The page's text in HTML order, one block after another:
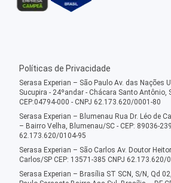
Políticas de Privacidade
Serasa Experian – São Paulo Av. das Nações
Sucupira - 24ºandar - Chácara Santo Antônio,
CEP:04794-000 - CNPJ 62.173.620/0001-80
Serasa Experian – Blumenau Rua Dr. Léo de
– Bairro Velha, Blumenau/SC - CEP: 89036-
62.173.620/0104-95
Serasa Experian – São Carlos Av. Doutor
Carlos/SP CEP: 13571-385 CNPJ 62.173.620/
Serasa Experian – Brasília ST SCN, S/N, Qd